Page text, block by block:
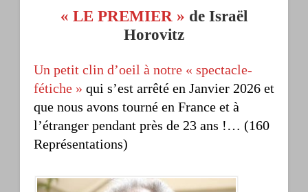
« LE PREMIER » de Israël
Horovitz
Un petit clin d’oeil à notre « spectacle-
fétiche » qui s’est arrêté en Janvier 2026 et
que nous avons tourné en France et à
l’étranger pendant près de 23 ans !… (160
Représentations)